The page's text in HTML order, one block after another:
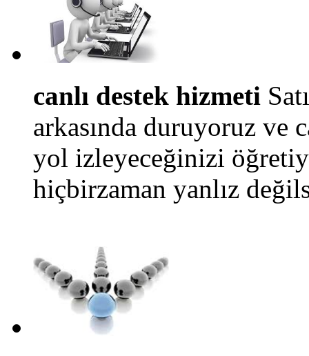
canlı destek hizmeti
arkasında duruyoruz ve
yol izleyeceğinizi
hiçbirzaman yanlız